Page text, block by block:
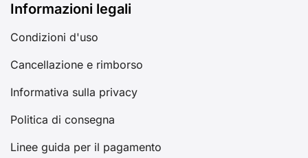
Informazioni legali
Condizioni d'uso
Cancellazione e rimborso
Informativa sulla privacy
Politica di consegna
Linee guida per il pagamento